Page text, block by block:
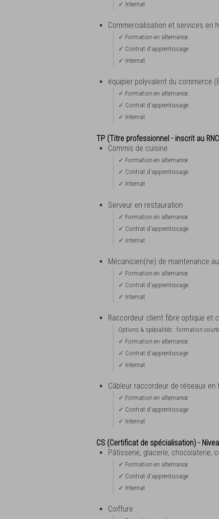
✓ Internat
Commercialisation et services en
✓ Formation en alternance
✓ Contrat d'apprentissage
✓ Internat
équipier polyvalent du commerce
✓ Formation en alternance
✓ Contrat d'apprentissage
✓ Internat
TP (Titre professionnel - inscrit au
Commis de cuisine
✓ Formation en alternance
✓ Contrat d'apprentissage
✓ Internat
Serveur en restauration
✓ Formation en alternance
✓ Contrat d'apprentissage
✓ Internat
Mécanicien(ne) de maintenance
✓ Formation en alternance
✓ Contrat d'apprentissage
✓ Internat
Raccordeur client fibre optique et
Options & spécialités : formation
✓ Formation en alternance
✓ Contrat d'apprentissage
✓ Internat
Câbleur raccordeur de réseaux en
✓ Formation en alternance
✓ Contrat d'apprentissage
✓ Internat
CS (Certificat de spécialisation) -
Pâtisserie, glacerie, chocolaterie,
✓ Formation en alternance
✓ Contrat d'apprentissage
✓ Internat
Coiffure